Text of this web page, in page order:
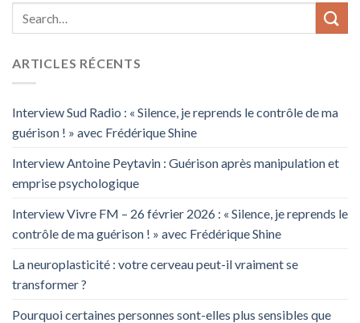
ARTICLES RÉCENTS
Interview Sud Radio : « Silence, je reprends le contrôle de ma
guérison ! » avec Frédérique Shine
Interview Antoine Peytavin : Guérison après manipulation et
emprise psychologique
Interview Vivre FM – 26 février 2026 : « Silence, je reprends le
contrôle de ma guérison ! » avec Frédérique Shine
La neuroplasticité : votre cerveau peut-il vraiment se
transformer ?
Pourquoi certaines personnes sont-elles plus sensibles que